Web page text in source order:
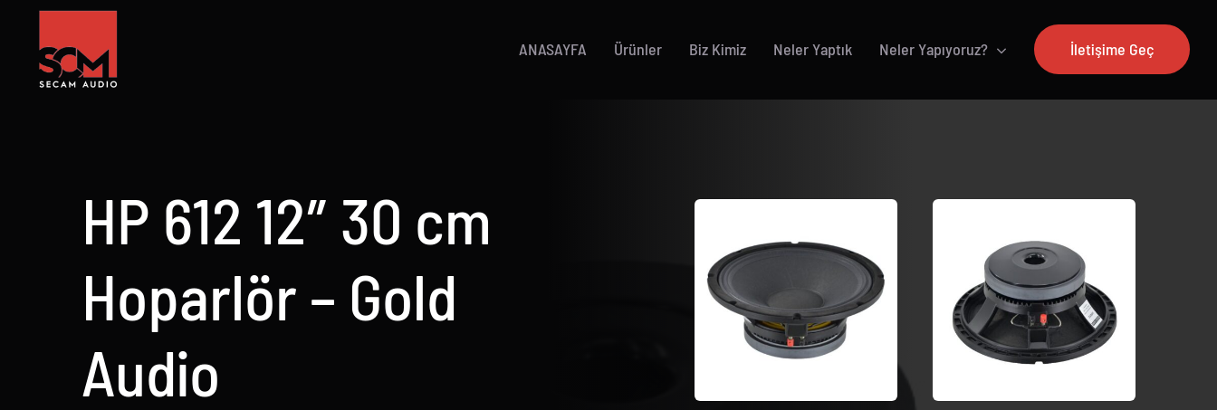
content
ANASAYFA Ürünler Biz Kimiz Neler Yaptık Neler Yapıyoruz? İletişime Geç
HP 612 12″ 30 cm
Hoparlör – Gold
Audio